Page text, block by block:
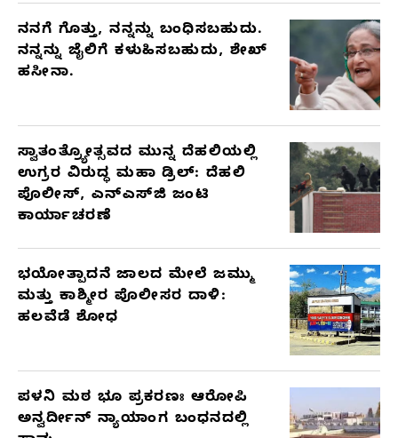
ನನಗೆ ಗೊತ್ತು, ನನ್ನನ್ನು ಬಂಧಿಸಬಹುದು.
ನನ್ನನ್ನು ಜೈಲಿಗೆ ಕಳುಹಿಸಬಹುದು, ಶೇಖ್
ಹಸೀನಾ.
ಸ್ವಾತಂತ್ರ್ಯೋತ್ಸವದ ಮುನ್ನ ದೆಹಲಿಯಲ್ಲಿ
ಉಗ್ರರ ವಿರುದ್ಧ ಮಹಾ ಡ್ರಿಲ್: ದೆಹಲಿ
ಪೊಲೀಸ್, ಎನ್‌ಎಸ್‌ಜಿ ಜಂಟಿ
ಕಾರ್ಯಾಚರಣೆ
ಭಯೋತ್ಪಾದನೆ ಜಾಲದ ಮೇಲೆ ಜಮ್ಮು
ಮತ್ತು ಕಾಶ್ಮೀರ ಪೊಲೀಸರ ದಾಳಿ:
ಹಲವೆಡೆ ಶೋಧ
ಪಳನಿ ಮಠ ಭೂ ಪ್ರಕರಣಃ ಆರೋಪಿ
ಅನ್ವರ್ದೀನ್ ನ್ಯಾಯಾಂಗ ಬಂಧನದಲ್ಲಿ